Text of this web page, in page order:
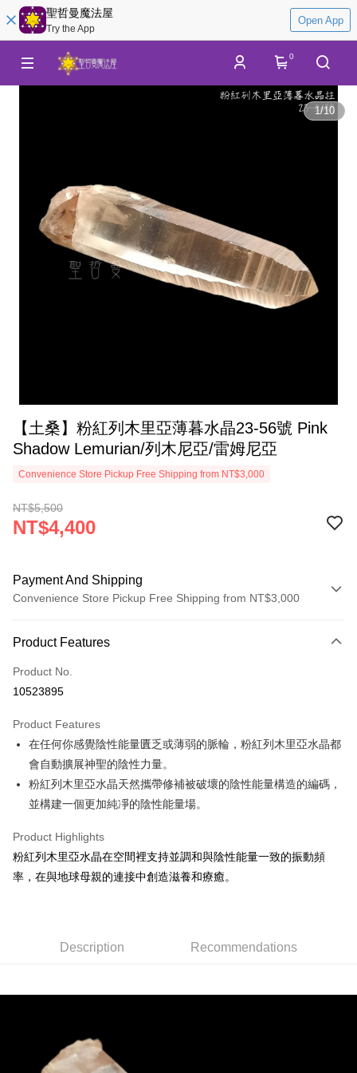
聖哲曼魔法屋
Try the App
Open App
0
1/10
【土桑】粉紅列木里亞薄暮水晶23-56號 Pink
Shadow Lemurian/列木尼亞/雷姆尼亞
Convenience Store Pickup Free Shipping from NT$3,000
NT$5,500
NT$4,400
Payment And Shipping
Convenience Store Pickup Free Shipping from NT$3,000
Credit Card (Full Payment)
Convenience Store Pickup and Pay
Apple Pay
JKOPAY
Easy Wallet
Shipping Method
郵局幫你送（離島）
NT$80/order | Free shipping on orders of NT$3,000 or more
Product Features
Product No.
10523895
Product Features
在任何你感覺陰性能量匱乏或薄弱的脈輪，粉紅列木里亞水晶都
會自動擴展神聖的陰性力量。
粉紅列木里亞水晶天然攜帶修補被破壞的陰性能量構造的編碼，
並構建一個更加純凈的陰性能量場。
Product Highlights
粉紅列木里亞水晶在空間裡支持並調和與陰性能量一致的振動頻
率，在與地球母親的連接中創造滋養和療癒。
Description Recommendations